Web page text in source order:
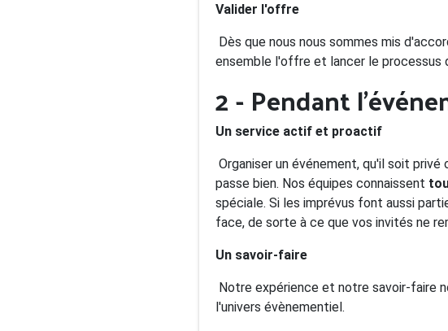
Valider l'offre
Dès que nous nous sommes mis
ensemble l'offre et lancer le processus
2 - Pendant
Un service actif et proactif
Organiser un événement, qu'il soit
passe bien. Nos équipes connaissent
spéciale. Si les imprévus font aussi
face, de sorte à ce que vos invités ne
Un savoir-faire
Notre expérience et notre savoir-faire
l'univers évènementiel.